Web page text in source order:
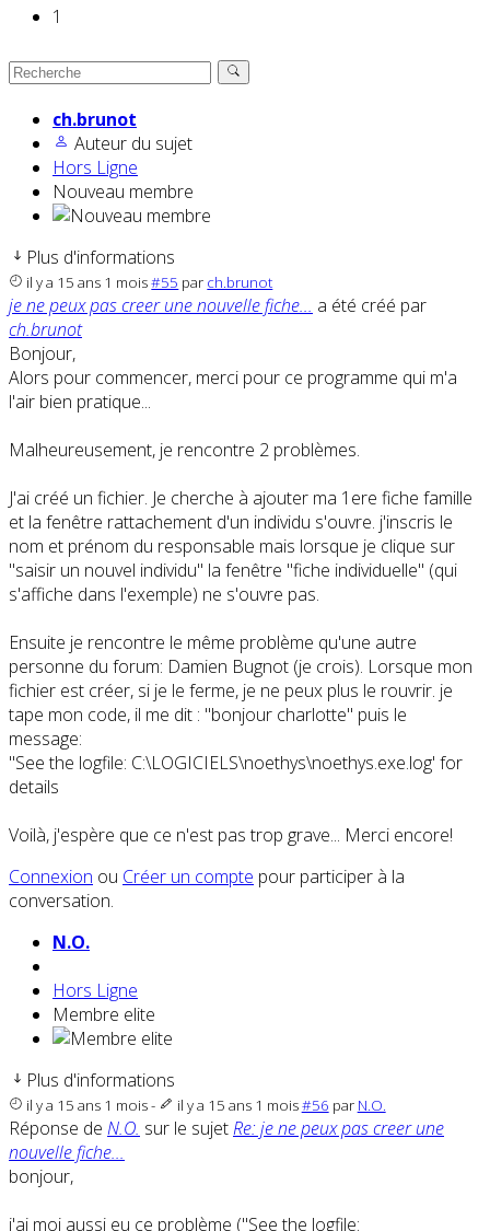
1
ch.brunot
Auteur du sujet
Hors Ligne
Nouveau membre
Plus d'informations
il y a 15 ans 1 mois#55 par ch.brunot
je ne peux pas creer une nouvelle fiche... a été créé par
ch.brunot
Bonjour,
Alors pour commencer, merci pour ce programme qui m'a
l'air bien pratique...
Malheureusement, je rencontre 2 problèmes.
J'ai créé un fichier. Je cherche à ajouter ma 1ere fiche famille
et la fenêtre rattachement d'un individu s'ouvre. j'inscris le
nom et prénom du responsable mais lorsque je clique sur
"saisir un nouvel individu" la fenêtre "fiche individuelle" (qui
s'affiche dans l'exemple) ne s'ouvre pas.
Ensuite je rencontre le même problème qu'une autre
personne du forum: Damien Bugnot (je crois). Lorsque mon
fichier est créer, si je le ferme, je ne peux plus le rouvrir. je
tape mon code, il me dit : "bonjour charlotte" puis le
message:
"See the logfile: C:\LOGICIELS\noethys\noethys.exe.log' for
details
Voilà, j'espère que ce n'est pas trop grave... Merci encore!
Connexion ou Créer un compte pour participer à la
conversation.
N.O.
Hors Ligne
Membre elite
Plus d'informations
il y a 15 ans 1 mois- il y a 15 ans 1 mois#56 par N.O.
Réponse de N.O. sur le sujetRe: je ne peux pas creer une
nouvelle fiche...
bonjour,
j'ai moi aussi eu ce problème ("See the logfile: